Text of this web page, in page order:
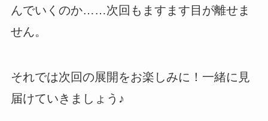
んでいくのか……次回もますます目が離せま
せん。
それでは次回の展開をお楽しみに！一緒に見
届けていきましょう♪